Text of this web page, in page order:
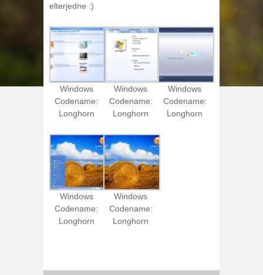
elterjedne :)
Windows
Codename:
Longhorn
Windows
Codename:
Longhorn
Windows
Codename:
Longhorn
Windows
Codename:
Longhorn
Windows
Codename:
Longhorn